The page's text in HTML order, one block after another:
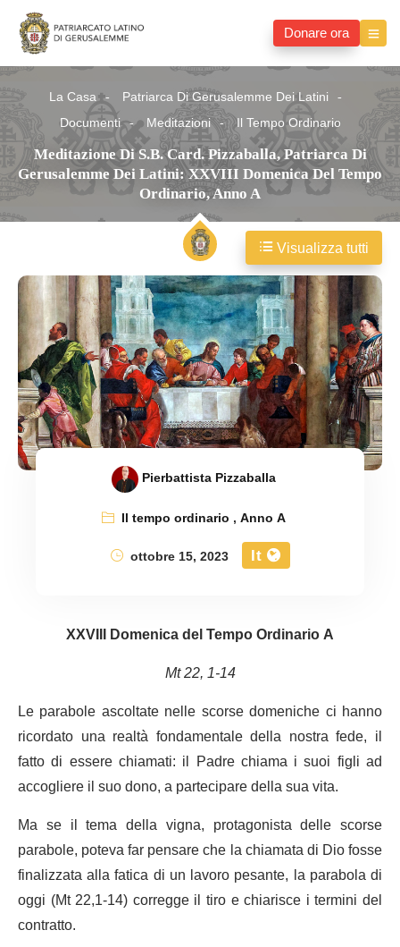
Donare ora
La Casa
Patriarca Di Gerusalemme Dei Latini
Documenti
Meditazioni Il Tempo Ordinario
Meditazione Di S.B. Card. Pizzaballa, Patriarca Di
Gerusalemme Dei Latini: XXVIII Domenica Del Tempo
Ordinario, Anno A
Pierbattista Pizzaballa
Il tempo ordinario ,Anno A
ottobre 15, 2023
It
XXVIII Domenica del Tempo Ordinario A
Mt 22, 1-14
Le parabole ascoltate nelle scorse domeniche ci hanno
ricordato una realtà fondamentale della nostra fede, il
fatto di essere chiamati: il Padre chiama i suoi figli ad
accogliere il suo dono, a partecipare della sua vita.
Ma se il tema della vigna, protagonista delle scorse
parabole, poteva far pensare che la chiamata di Dio fosse
finalizzata alla fatica di un lavoro pesante, la parabola di
oggi (Mt 22,1-14) corregge il tiro e chiarisce i termini del
contratto.
Visualizza tutti